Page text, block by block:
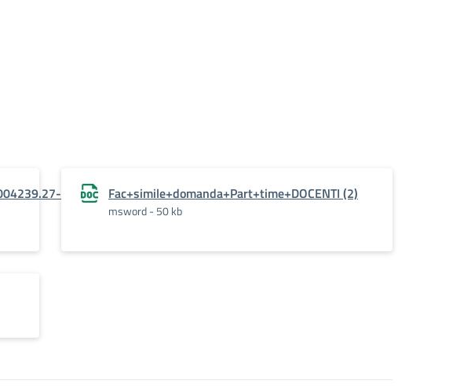
Fac+simile+domanda+Part+time+DOCENTI (2)
msword - 50 kb